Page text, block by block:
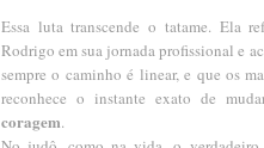
Essa luta transcende o tatame. Ela
Rodrigo em sua jornada profissional e
sempre o caminho é linear, e que os
reconhece o instante exato de
coragem.